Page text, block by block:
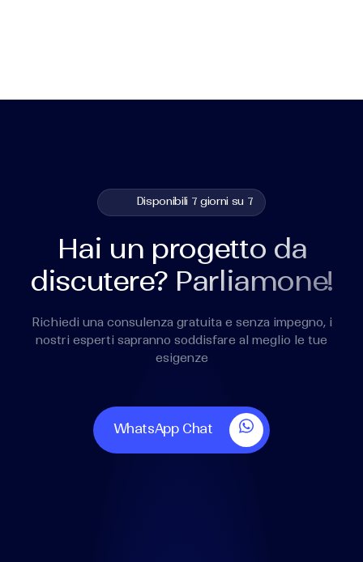
Disponibili 7 giorni su 7
Hai un progetto da
discutere? Parliamone!
Richiedi una consulenza gratuita e senza impegno, i
nostri esperti sapranno soddisfare al meglio le tue
esigenze
WhatsApp Chat